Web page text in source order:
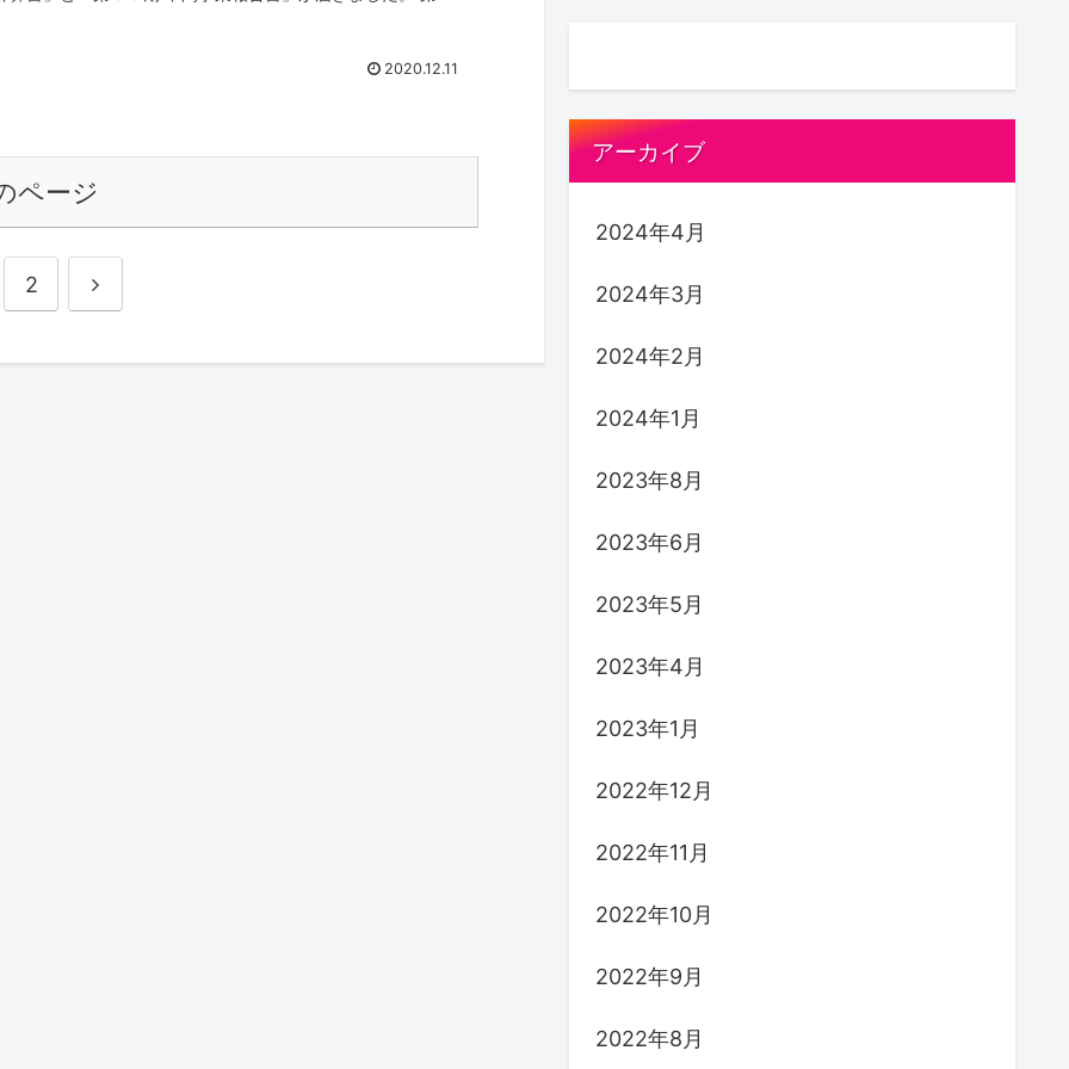
2020.12.11
ページ
2 次
アーカイブ
2024年4月
2024年3月
2024年2月
2024年1月
2023年8月
2023年6月
2023年5月
2023年4月
2023年1月
2022年12月
2022年11月
2022年10月
2022年9月
2022年8月